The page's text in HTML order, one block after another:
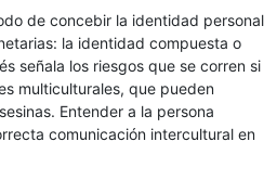
de concebir la identidad personal
la identidad compuesta o
señala los riesgos que se corren si
multiculturales, que pueden
Entender a la persona
comunicación intercultural en